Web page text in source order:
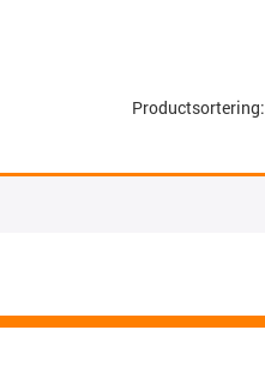
Productsortering: